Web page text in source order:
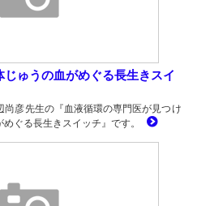
じゅうの血がめぐる長生きスイ
尚彦先生の『血液循環の専門医が見つけ
ぐる長生きスイッチ』です。